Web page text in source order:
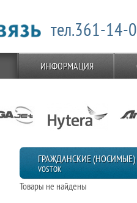
тел.361-14-
ИНФОРМАЦИЯ
ГРАЖДАНСКИЕ (НОСИМЫЕ)
VOSTOK
Товары не найдены